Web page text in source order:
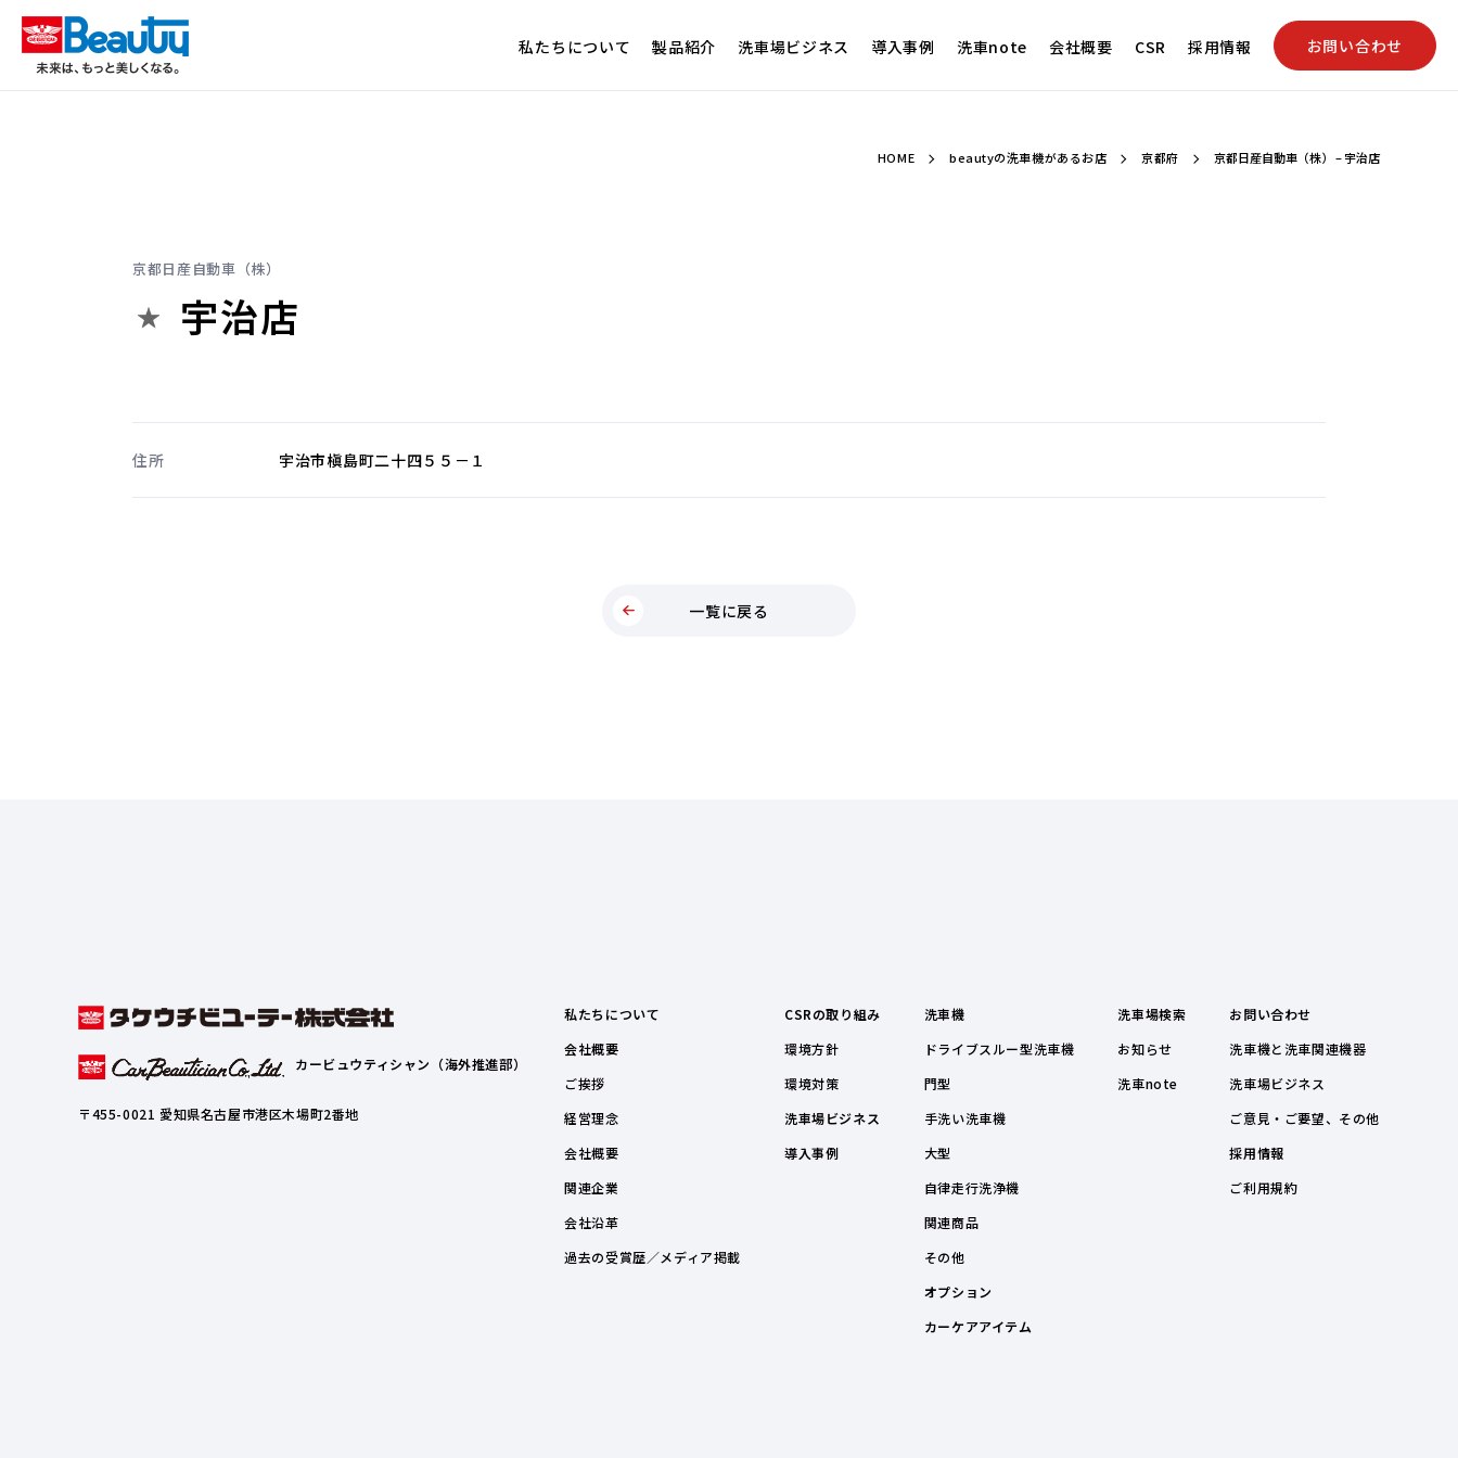
私たちについて 製品紹介 洗車場ビジネス 導入事例 洗車note 会社概要 CSR 採用情報 お問い合わせ
HOME beautyの洗車機があるお店 京都府 京都日産自動車（株） – 宇治店
京都日産自動車（株）
宇治店
住所 宇治市槇島町二十四５５－１
一覧に戻る
カービュウティシャン（海外推進部）
〒455-0021 愛知県名古屋市港区木場町2番地
私たちについて
会社概要
ご挨拶
経営理念
会社概要
関連企業
会社沿革
過去の受賞歴／メディア掲載
CSRの取り組み
環境方針
環境対策
洗車場ビジネス
導入事例
洗車機
ドライブスルー型洗車機
門型
手洗い洗車機
大型
自律走行洗浄機
関連商品
その他
オプション
カーケアアイテム
洗車場検索
お知らせ
洗車note
お問い合わせ
洗車機と洗車関連機器
洗車場ビジネス
ご意見・ご要望、その他
採用情報
ご利用規約